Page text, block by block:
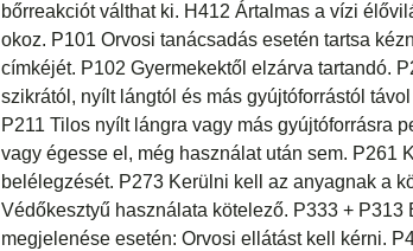
bőrreakciót válthat ki. H412 Ártalmas a vízi
okoz. P101 Orvosi tanácsadás esetén tartsa
címkéjét. P102 Gyermekektől elzárva tartandó.
szikrától, nyílt lángtól és más gyújtóforrástól
P211 Tilos nyílt lángra vagy más gyújtóforrásra
vagy égesse el, még használat után sem. P261
belélegzését. P273 Kerülni kell az anyagnak a
Védőkesztyű használata kötelező. P333 + P313
megjelenése esetén: Orvosi ellátást kell kérni.